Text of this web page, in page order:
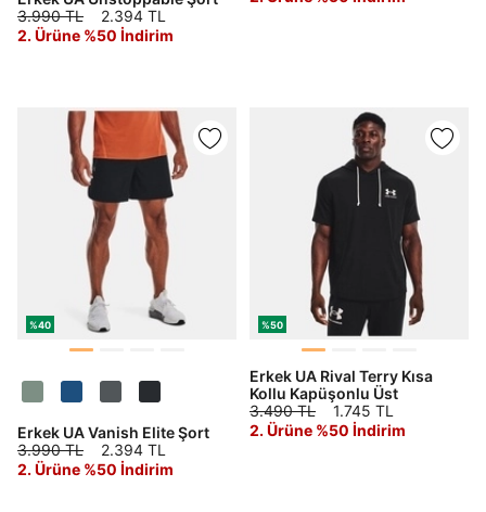
DOĞRU UNDER
3.990 TL
2.394 TL
2. Ürüne %50 İndirim
%40
Erkek UA Vanish Elite Şort
3.990 TL
2.394 TL
2. Ürüne %50 İndirim
%50
Erkek UA Rival Terry Kısa
Kollu Kapüşonlu Üst
3.490 TL
1.745 TL
2. Ürüne %50 İndirim